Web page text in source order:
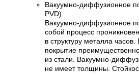
Вакуумно-диффузионное
PVD).
Вакуумно-диффузионное
собой процесс
в структуру металла
покрытие
из стали. Вакуумно-
не имеет толщины.